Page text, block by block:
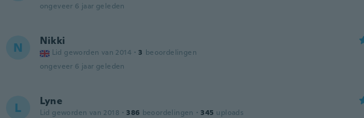
ongeveer 6 jaar geleden
N Nikki
Lid geworden van 2014 · 3 beoordelingen
ongeveer 6 jaar geleden
L Lyne
Lid geworden van 2018 · 386 beoordelingen · 345 uploads